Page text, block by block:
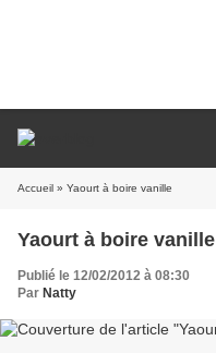
Accueil » Yaourt à boire vanille
Yaourt à boire vanille
Publié le 12/02/2012 à 08:30
Par Natty